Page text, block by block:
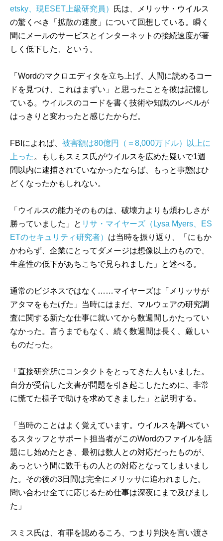
etsky、現ESET上級研究員） 氏は、メリッサ・ウイルス
の驚くべき「拡散の速度」について回想している。瞬く
間にメールのサービスとインターネットの接続速度が著
しく低下した、という。
「Wordのマクロエディタを立ち上げ、人間に読めるコー
ドを見つけ、これはまずい」と思ったことを彼は記憶し
ている。ウイルスのコードを書く技術や知識のレベルが
はっきりと変わったと感じたからだ。
FBIによれば、 被害額は80億円（＝8,000万ドル）以上に
上った 。もしもスミス氏がウイルスを広めた疑いで1週
間以内に逮捕されていなかったならば、もっと事態はひ
どくなったかもしれない。
「ウイルスの能力そのものは、破壊力よりも煩わしさが
勝っていました」と リサ・マイヤーズ（Lysa Myers、ES
ETのセキュリティ研究者） は当時を振り返り、「にもか
かわらず、企業にとってダメージは想像以上のもので、
生産性の低下があちこちで見られました」と述べる。
通常のビジネスではなく……マイヤーズは「メリッサが
アタマをもたげた」当時にはまだ、マルウェアの研究調
査に関する新たな仕事に就いてから数週間しかたってい
なかった。言うまでもなく、続く数週間は長く、厳しい
ものだった。
「直接研究所にコンタクトをとってきた人もいました。
自分が受信した文書が問題を引き起こしたために、非常
に慌てた様子で助けを求めてきました」と説明する。
「当時のことはよく覚えています。ウイルスを調べてい
るスタッフとサポート担当者がこのWordのファイルを話
題にし始めたとき、最初は数人との対応だったものが、
あっという間に数千もの人との対応となってしまいまし
た。その後の3日間は完全にメリッサに追われました。
問い合わせ全てに応じるため仕事は深夜にまで及びまし
た」
スミス氏は、有罪を認めるころ、つまり判決を言い渡さ